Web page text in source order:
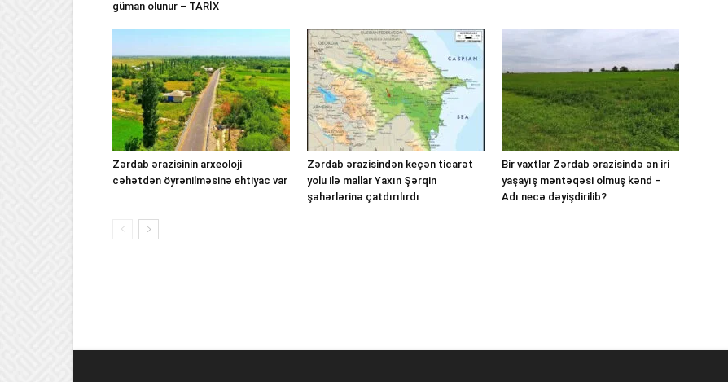
güman olunur – TARİX
Zərdab ərazisinin arxeoloji
cəhətdən öyrənilməsinə ehtiyac var
Zərdab ərazisindən keçən ticarət
yolu ilə mallar Yaxın Şərqin
şəhərlərinə çatdırılırdı
Bir vaxtlar Zərdab ərazisində ən iri
yaşayış məntəqəsi olmuş kənd –
Adı necə dəyişdirilib?